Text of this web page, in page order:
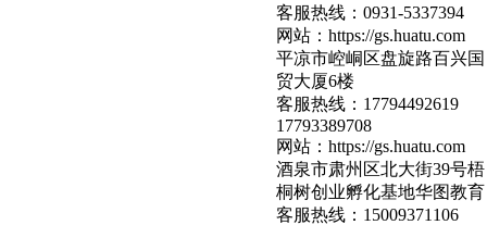
客服热线：0931-5337394
网站：https://gs.huatu.com
平凉市崆峒区盘旋路百兴国
贸大厦6楼
客服热线： 17794492619
17793389708
网站：https://gs.huatu.com
酒泉市肃州区北大街39号梧
桐树创业孵化基地华图教育
客服热线： 15009371106